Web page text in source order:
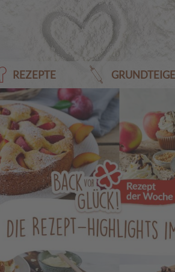
REZEPTE GRUNDTEIGE